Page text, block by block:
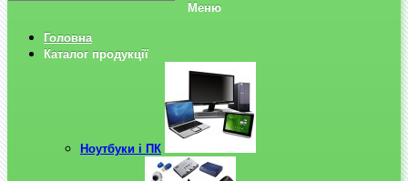
Меню
Головна
Каталог продукції
Ноутбуки і ПК